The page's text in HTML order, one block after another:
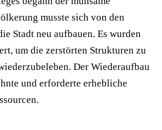
musste sich von den
Stadt neu aufbauen. Es wurden
um die zerstörten Strukturen zu
Der Wiederaufbau
und erforderte erhebliche